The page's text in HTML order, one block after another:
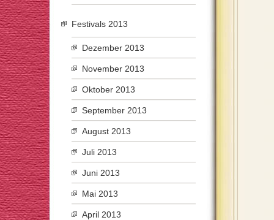
Festivals 2013
Dezember 2013
November 2013
Oktober 2013
September 2013
August 2013
Juli 2013
Juni 2013
Mai 2013
April 2013